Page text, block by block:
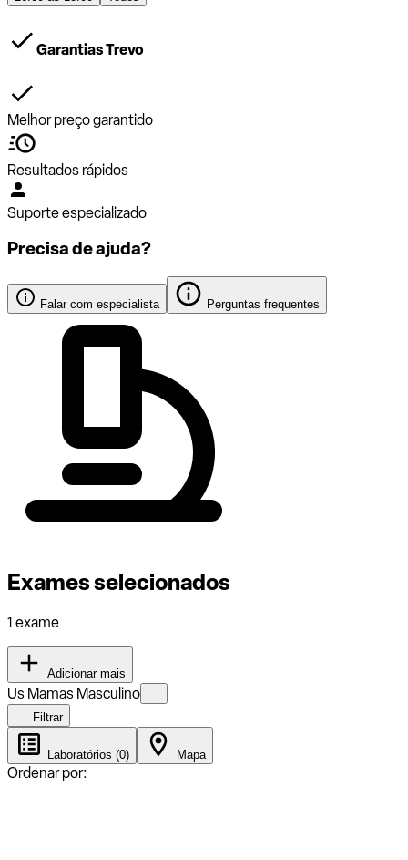
Garantias Trevo
Melhor preço garantido
Resultados rápidos
Suporte especializado
Precisa de ajuda?
Falar com especialista Perguntas frequentes
Exames selecionados
1 exame
Adicionar mais
Us Mamas Masculino
Filtrar
Laboratórios (0) Mapa
Ordenar por: